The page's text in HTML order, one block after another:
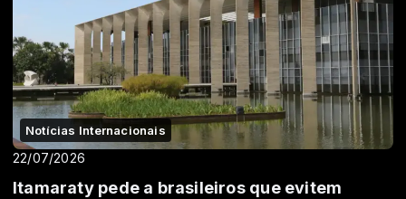
Notícias Internacionais
22/07/2026
Itamaraty pede a brasileiros que evitem